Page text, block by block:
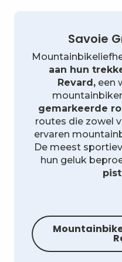
Savoie
aan hun
Revard, een
gemarkeerde
routes die zowel
ervaren
De meest
hun geluk